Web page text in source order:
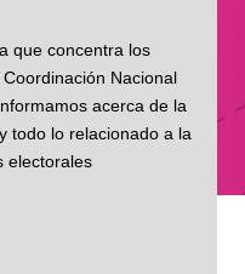
que concentra los
Nacional
acerca de la
todo lo relacionado a la
electorales